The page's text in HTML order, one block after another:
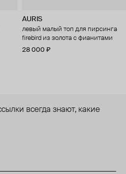
AURIS
левый малый топ для пирсинга
firebird из золота с фианитами
28 000 ₽
всегда знают, какие